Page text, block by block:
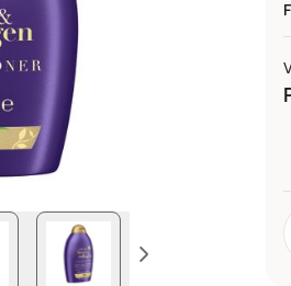
vorheriges